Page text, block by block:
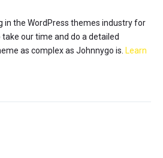
in the WordPress themes industry for
our time and do a detailed
as complex as Johnnygo is. Learn